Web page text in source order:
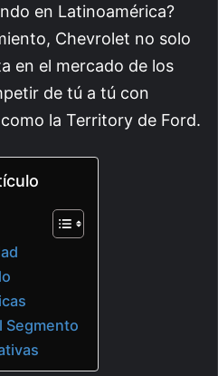
en Latinoamérica?
Chevrolet no solo
en el mercado de los
de tú a tú con
la Territory de Ford.
Segmento